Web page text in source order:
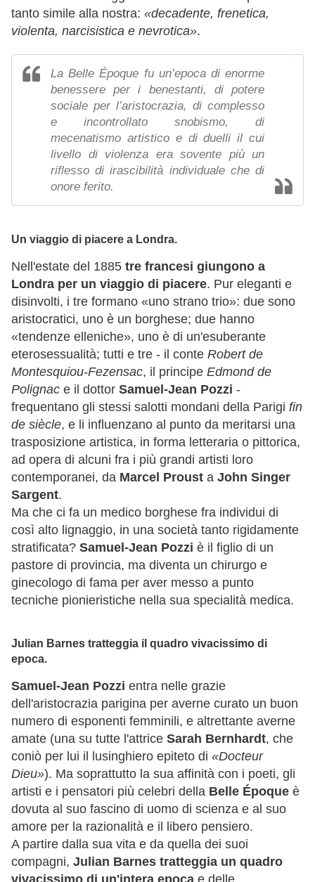
tanto simile alla nostra: «decadente, frenetica,
violenta, narcisistica e nevrotica».
La Belle Époque fu un’epoca di enorme
benessere per i benestanti, di potere
sociale per l’aristocrazia, di complesso
e incontrollato snobismo, di
mecenatismo artistico e di duelli il cui
livello di violenza era sovente più un
riflesso di irascibilità individuale che di
onore ferito.
Un viaggio di piacere a Londra.
Nell'estate del 1885 tre francesi giungono a
Londra per un viaggio di piacere. Pur eleganti e
disinvolti, i tre formano «uno strano trio»: due sono
aristocratici, uno è un borghese; due hanno
«tendenze elleniche», uno è di un'esuberante
eterosessualità; tutti e tre - il conte Robert de
Montesquiou-Fezensac, il principe Edmond de
Polignac e il dottor Samuel-Jean Pozzi -
frequentano gli stessi salotti mondani della Parigi fin
de siècle, e li influenzano al punto da meritarsi una
trasposizione artistica, in forma letteraria o pittorica,
ad opera di alcuni fra i più grandi artisti loro
contemporanei, da Marcel Proust a John Singer
Sargent.
Ma che ci fa un medico borghese fra individui di
così alto lignaggio, in una società tanto rigidamente
stratificata? Samuel-Jean Pozzi è il figlio di un
pastore di provincia, ma diventa un chirurgo e
ginecologo di fama per aver messo a punto
tecniche pionieristiche nella sua specialità medica.
Julian Barnes tratteggia il quadro vivacissimo di
epoca.
Samuel-Jean Pozzi entra nelle grazie
dell'aristocrazia parigina per averne curato un buon
numero di esponenti femminili, e altrettante averne
amate (una su tutte l'attrice Sarah Bernhardt, che
coniò per lui il lusinghiero epiteto di «Docteur
Dieu»). Ma soprattutto la sua affinità con i poeti, gli
artisti e i pensatori più celebri della Belle Époque è
dovuta al suo fascino di uomo di scienza e al suo
amore per la razionalità e il libero pensiero.
A partire dalla sua vita e da quella dei suoi
compagni, Julian Barnes tratteggia un quadro